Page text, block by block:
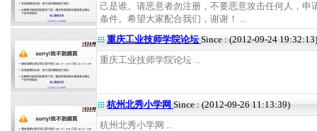
己是谁。请恶意者勿注册，不要恶意攻击任何人，申
条件。希望大家配合我们，谢谢！ ...
重庆工业技师学院论坛Since : (2012-09-24 19:32:13)
重庆工业技师学院论坛 ...
杭州北秀小学网 Since : (2012-09-26 11:13:39)
杭州北秀小学网 ...